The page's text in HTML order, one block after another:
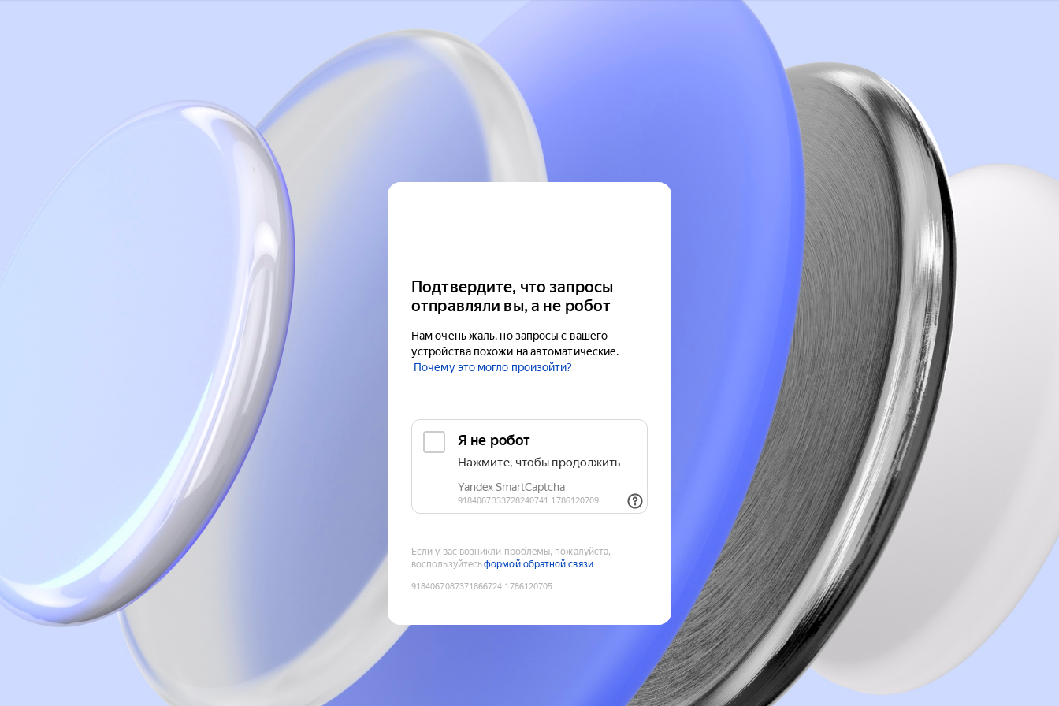
Подтвердите, что запросы
отправляли вы, а не робот
Нам очень жаль, но запросы с вашего
устройства похожи на автоматические.
Почему это могло произойти?
Если у вас возникли проблемы, пожалуйста,
воспользуйтесьформой обратной связи
9184067087371866724:1786120705